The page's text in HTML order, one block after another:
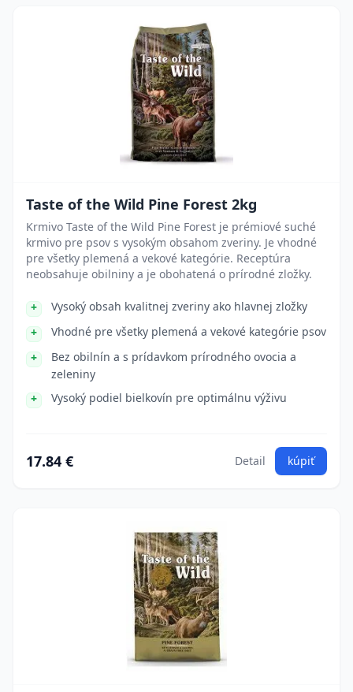
Taste of the Wild Pine Forest 2kg
Krmivo Taste of the Wild Pine Forest je prémiové suché
krmivo pre psov s vysokým obsahom zveriny. Je vhodné
pre všetky plemená a vekové kategórie. Receptúra
neobsahuje obilniny a je obohatená o prírodné zložky.
Vysoký obsah kvalitnej zveriny ako hlavnej zložky
Vhodné pre všetky plemená a vekové kategórie psov
Bez obilnín a s prídavkom prírodného ovocia a
zeleniny
Vysoký podiel bielkovín pre optimálnu výživu
17.84 € Detail kúpiť